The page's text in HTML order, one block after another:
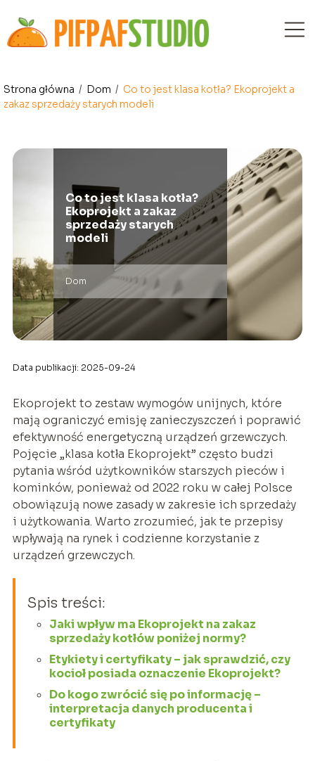
Strona główna / Dom / Co to jest klasa kotła? Ekoprojekt a
zakaz sprzedaży starych modeli
Co to jest klasa kotła?
Ekoprojekt a zakaz
sprzedaży starych
modeli
Dom
Data publikacji: 2025-09-24
Ekoprojekt to zestaw wymogów unijnych, które
mają ograniczyć emisję zanieczyszczeń i poprawić
efektywność energetyczną urządzeń grzewczych.
Pojęcie „klasa kotła Ekoprojekt” często budzi
pytania wśród użytkowników starszych pieców i
kominków, ponieważ od 2022 roku w całej Polsce
obowiązują nowe zasady w zakresie ich sprzedaży
i użytkowania. Warto zrozumieć, jak te przepisy
wpływają na rynek i codzienne korzystanie z
urządzeń grzewczych.
Spis treści:
Jaki wpływ ma Ekoprojekt na zakaz
sprzedaży kotłów poniżej normy?
Etykiety i certyfikaty – jak sprawdzić, czy
kocioł posiada oznaczenie Ekoprojekt?
Do kogo zwrócić się po informację –
interpretacja danych producenta i
certyfikaty